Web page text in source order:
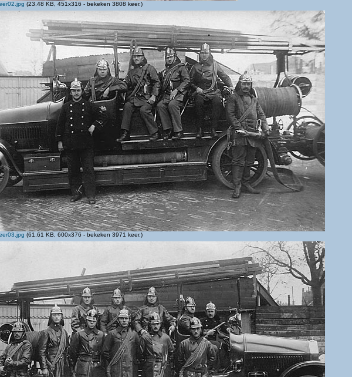
(23.48 KB, 451x316 - bekeken 3808 keer.)
(61.61 KB, 600x376 - bekeken 3971 keer.)